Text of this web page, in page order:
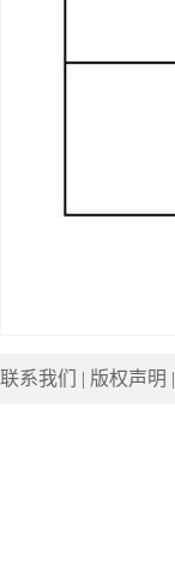
联系我们 | 版权声明 |